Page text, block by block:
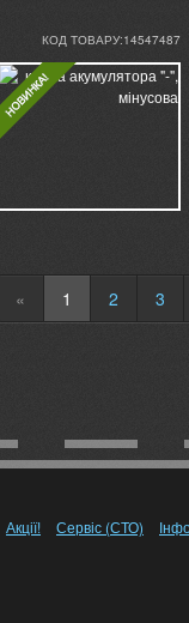
КОД ТОВАРУ:14547487
« 1 2 3
Акції! Сервіс (СТО)